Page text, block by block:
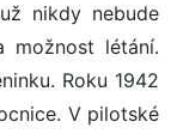
nikdy nebude
možnost létání.
Roku 1942
V pilotské